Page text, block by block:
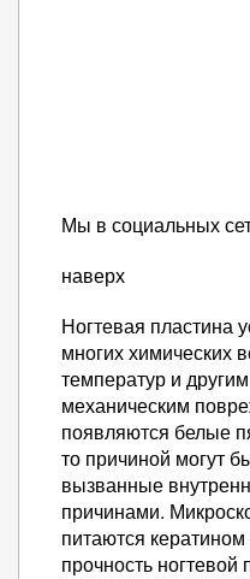
Мы в социальных
наверх
Ногтевая пластина
многих химических
температур и
механическим
появляются белые
то причиной могут
вызванные
причинами.
питаются
прочность ногтевой